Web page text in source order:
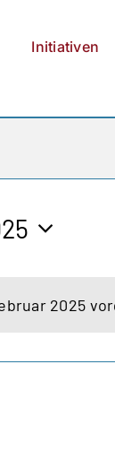
Initiativen
2025